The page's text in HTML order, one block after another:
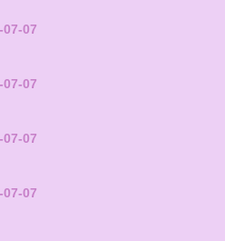
07-07
07-07
07-07
07-07